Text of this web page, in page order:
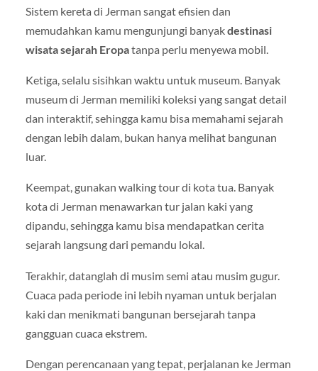
Sistem kereta di Jerman sangat efisien dan
memudahkan kamu mengunjungi banyakdestinasi
wisata sejarah Eropatanpa perlu menyewa mobil.
Ketiga, selalu sisihkan waktu untuk museum. Banyak
museum di Jerman memiliki koleksi yang sangat detail
dan interaktif, sehingga kamu bisa memahami sejarah
dengan lebih dalam, bukan hanya melihat bangunan
luar.
Keempat, gunakan walking tour di kota tua. Banyak
kota di Jerman menawarkan tur jalan kaki yang
dipandu, sehingga kamu bisa mendapatkan cerita
sejarah langsung dari pemandu lokal.
Terakhir, datanglah di musim semi atau musim gugur.
Cuaca pada periode ini lebih nyaman untuk berjalan
kaki dan menikmati bangunan bersejarah tanpa
gangguan cuaca ekstrem.
Dengan perencanaan yang tepat, perjalanan ke Jerman